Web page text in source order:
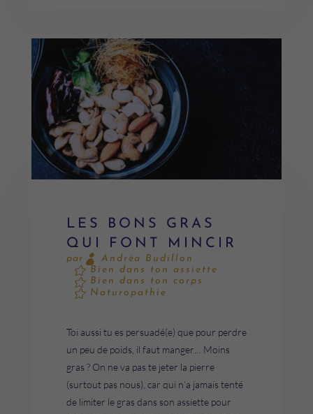
LES BONS GRAS
QUI FONT MINCIR
par
Andréa Budillon
Bien dans ton assiette
Bien dans ton corps
Naturopathie
Toi aussi tu es persuadé(e) que pour perdre
un peu de poids, il faut manger… Moins
gras ? On ne va pas te jeter la pierre
(surtout pas nous), car qui n’a jamais tenté
de limiter le gras dans son assiette pour